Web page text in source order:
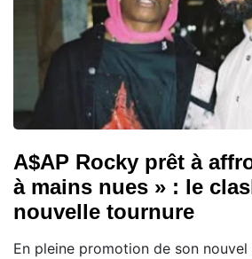
A$AP Rocky prêt à
à mains nues » : le
nouvelle tournure
En pleine promotion de son